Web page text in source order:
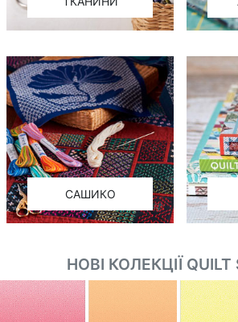
САШИКО
НОВІ КОЛЕКЦІЇ QUILT